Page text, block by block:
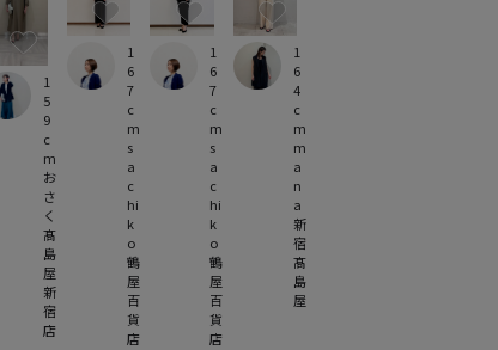
髙
島
屋
新
宿
店
お
さ
く
1
5
9
c
m
鶴
屋
百
貨
店
s
a
c
hi
k
o
1
6
7
c
m
鶴
屋
百
貨
店
s
a
c
hi
k
o
1
6
7
c
m
新
宿
髙
島
屋
m
a
n
a
1
6
4
c
m